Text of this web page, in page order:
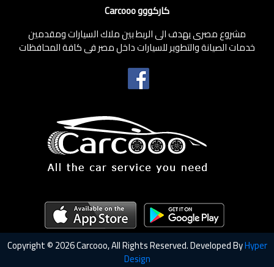
كاركووو Carcooo
مشروع مصرى يهدف الى الربط بين ملاك السيارات ومقدمين
خدمات الصيانة والتطوير للسيارات داخل مصر فى كافة المحافظات
Copyright © 2026 Carcooo, All Rights Reserved. Developed ByHyper
Design